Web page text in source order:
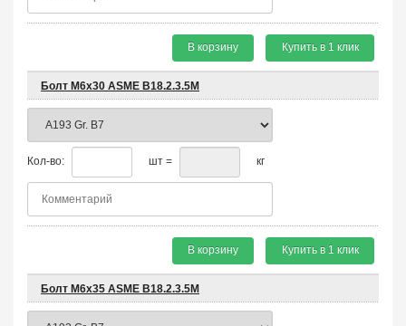
В корзину Купить в 1 клик
Болт М6х30 ASME B18.2.3.5M
Кол-во: шт = кг
В корзину Купить в 1 клик
Болт М6х35 ASME B18.2.3.5M